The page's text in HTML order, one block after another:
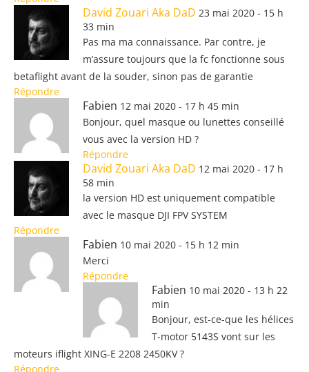
David Zouari Aka DaD 23 mai 2020 - 15 h
33 min
Pas ma ma connaissance. Par contre, je
m’assure toujours que la fc fonctionne sous
betaflight avant de la souder, sinon pas de garantie
Répondre
Fabien 12 mai 2020 - 17 h 45 min
Bonjour, quel masque ou lunettes conseillé
vous avec la version HD ?
Répondre
David Zouari Aka DaD 12 mai 2020 - 17 h
58 min
la version HD est uniquement compatible
avec le masque DJI FPV SYSTEM
Répondre
Fabien 10 mai 2020 - 15 h 12 min
Merci
Répondre
Fabien 10 mai 2020 - 13 h 22
min
Bonjour, est-ce-que les hélices
T-motor 5143S vont sur les
moteurs iflight XING-E 2208 2450KV ?
Répondre